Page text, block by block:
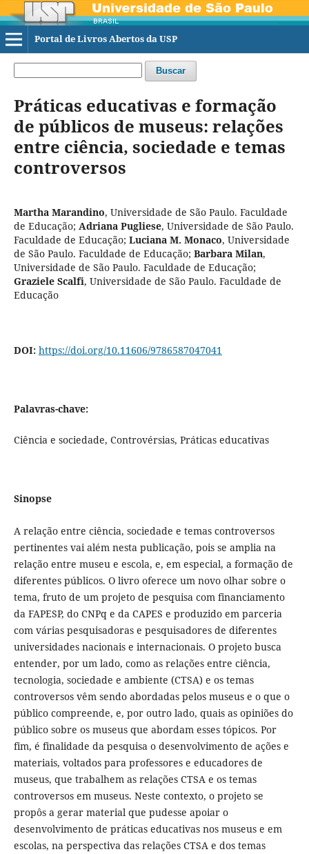
Portal de Livros Abertos da USP
Buscar
Práticas educativas e formação
de públicos de museus: relações
entre ciência, sociedade e temas
controversos
Martha Marandino, Universidade de São Paulo. Faculdade
de Educação; Adriana Pugliese, Universidade de São Paulo.
Faculdade de Educação; Luciana M. Monaco, Universidade
de São Paulo. Faculdade de Educação; Barbara Milan,
Universidade de São Paulo. Faculdade de Educação;
Graziele Scalfi, Universidade de São Paulo. Faculdade de
Educação
DOI: https://doi.org/10.11606/9786587047041
Palavras-chave:
Ciência e sociedade, Controvérsias, Práticas educativas
Sinopse
A relação entre ciência, sociedade e temas controversos
pertinentes vai além nesta publicação, pois se amplia na
relação entre museu e escola, e, em especial, a formação de
diferentes públicos. O livro oferece um novo olhar sobre o
tema, fruto de um projeto de pesquisa com financiamento
da FAPESP, do CNPq e da CAPES e produzido em parceria
com várias pesquisadoras e pesquisadores de diferentes
universidades nacionais e internacionais. O projeto busca
entender, por um lado, como as relações entre ciência,
tecnologia, sociedade e ambiente (CTSA) e os temas
controversos vêm sendo abordadas pelos museus e o que o
público compreende, e, por outro lado, quais as opiniões do
público sobre os museus que abordam esses tópicos. Por
fim, é finalidade da pesquisa o desenvolvimento de ações e
materiais, voltados para professores e educadores de
museus, que trabalhem as relações CTSA e os temas
controversos em museus. Neste contexto, o projeto se
propôs a gerar material que pudesse apoiar o
desenvolvimento de práticas educativas nos museus e em
escolas, na perspectiva das relações CTSA e dos temas